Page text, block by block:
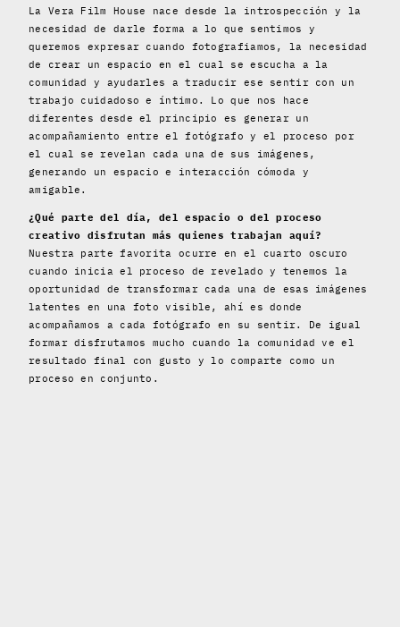
La Vera Film House nace desde la introspección y la
necesidad de darle forma a lo que sentimos y
queremos expresar cuando fotografiamos, la necesidad
de crear un espacio en el cual se escucha a la
comunidad y ayudarles a traducir ese sentir con un
trabajo cuidadoso e íntimo. Lo que nos hace
diferentes desde el principio es generar un
acompañamiento entre el fotógrafo y el proceso por
el cual se revelan cada una de sus imágenes,
generando un espacio e interacción cómoda y
amigable.
¿Qué parte del día, del espacio o del proceso
creativo disfrutan más quienes trabajan aquí?
Nuestra parte favorita ocurre en el cuarto oscuro
cuando inicia el proceso de revelado y tenemos la
oportunidad de transformar cada una de esas imágenes
latentes en una foto visible, ahí es donde
acompañamos a cada fotógrafo en su sentir. De igual
formar disfrutamos mucho cuando la comunidad ve el
resultado final con gusto y lo comparte como un
proceso en conjunto.